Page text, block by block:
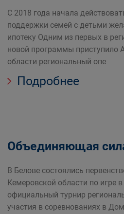
С 2018 года начала
поддержки семей с детьми
ипотеку Одним из первых в
новой программы приступило
области региональный опе
Подробнее
Объединяющая
В Белове состоялись
Кемеровской области по игре
официальный турнир
участия в соревнованиях в